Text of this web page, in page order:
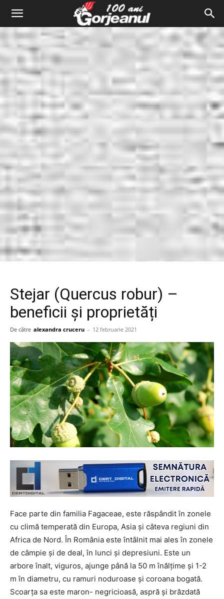
Stejar (Quercus robur) –
beneficii și proprietăți
De către alexandra cruceru - 12 februarie 2021
Face parte din familia Fagaceae, este răspândit în zonele
cu climă temperată din Europa, Asia și câteva regiuni din
Africa de Nord. În România este întâlnit mai ales în zonele
de câmpie și de deal, în lunci și depresiuni. Este un
arbore înalt, viguros, ajunge până la 50 m înălțime și 1-2
m în diametru, cu ramuri noduroase și coroana bogată.
Scoarța sa este maron- negricioasă, aspră și brăzdată